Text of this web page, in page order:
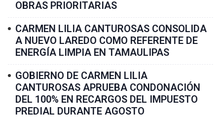
OBRAS PRIORITARIAS
CARMEN LILIA CANTUROSAS CONSOLIDA
A NUEVO LAREDO COMO REFERENTE DE
ENERGÍA LIMPIA EN TAMAULIPAS
GOBIERNO DE CARMEN LILIA
CANTUROSAS APRUEBA CONDONACIÓN
DEL 100% EN RECARGOS DEL IMPUESTO
PREDIAL DURANTE AGOSTO